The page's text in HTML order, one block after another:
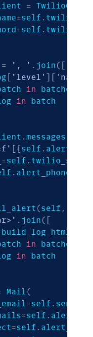
=
=self .
=self .
= ', ' . join( [
[ 'level' ] [ 'name'
in batches
in batch
. messages
f'[ {self .
=self .
. alert_phone
(self ,
. join( [
build_log_html
in batches
in batch
Mail (
=self .
=self .
=self .